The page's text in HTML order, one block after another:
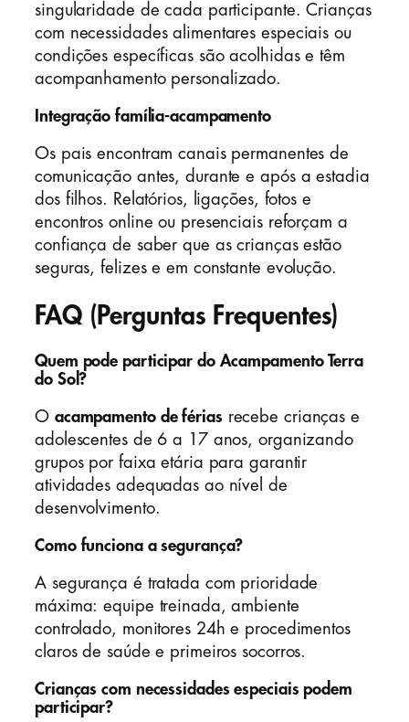
singularidade de cada participante. Crianças
com necessidades alimentares especiais ou
condições específicas são acolhidas e têm
acompanhamento personalizado.
Integração família-acampamento
Os pais encontram canais permanentes de
comunicação antes, durante e após a estadia
dos filhos. Relatórios, ligações, fotos e
encontros online ou presenciais reforçam a
confiança de saber que as crianças estão
seguras, felizes e em constante evolução.
FAQ (Perguntas Frequentes)
Quem pode participar do Acampamento Terra
do Sol?
O acampamento de férias recebe crianças e
adolescentes de 6 a 17 anos, organizando
grupos por faixa etária para garantir
atividades adequadas ao nível de
desenvolvimento.
Como funciona a segurança?
A segurança é tratada com prioridade
máxima: equipe treinada, ambiente
controlado, monitores 24h e procedimentos
claros de saúde e primeiros socorros.
Crianças com necessidades especiais podem
participar?